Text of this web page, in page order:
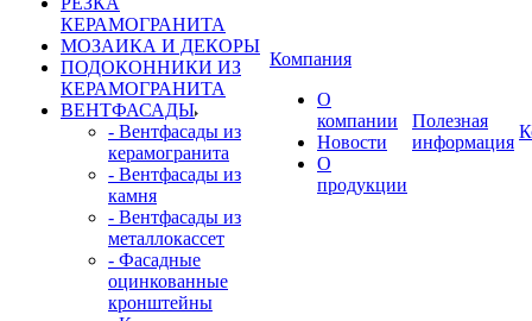
КЕРАМОГРАНИТА
МОЗАИКА И ДЕКОРЫ
ПОДОКОННИКИ ИЗ
КЕРАМОГРАНИТА
ВЕНТФАСАДЫ
- Вентфасады из
керамогранита
- Вентфасады из
камня
- Вентфасады из
металлокассет
- Фасадные
оцинкованные
кронштейны
Компания
О
компании
Новости
О
продукции
Полезная
информация